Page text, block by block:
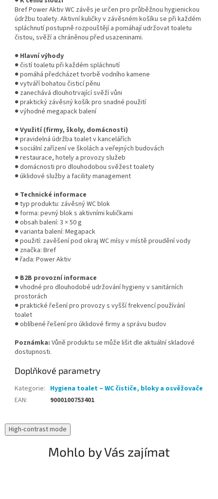
Bref Power Aktiv WC závěs je určen pro průběžnou hygienickou
údržbu toalety. Aktivní kuličky v závěsném košíku se při každém
spláchnutí postupně rozpouštějí a pomáhají udržovat toaletu
čistou, svěží a chráněnou před usazeninami.
● Hlavní výhody
● čistí toaletu při každém spláchnutí
● pomáhá předcházet tvorbě vodního kamene
● vytváří bohatou čisticí pěnu
● zanechává dlouhotrvající svěží vůni
● praktický závěsný košík pro snadné použití
● výhodné megapack balení
●Využití (firmy, školy, domácnosti)
● pravidelná údržba toalet v kancelářích
● sociální zařízení ve školách a veřejných budovách
● restaurace, hotely a provozy služeb
● domácnosti pro dlouhodobou svěžest toalety
● úklidové služby a facility management
● Technické informace
● typ produktu: závěsný WC blok
● forma: pevný blok s aktivními kuličkami
● obsah balení: 3 × 50 g
● varianta balení: Megapack
● použití: zavěšení pod okraj WC mísy v místě proudění vody
● značka: Bref
● řada: Power Aktiv
● B2B provozní informace
● vhodné pro dlouhodobé udržování hygieny v sanitárních
prostorách
● praktické řešení pro provozy s vyšší frekvencí používání
toalet
● oblíbené řešení pro úklidové firmy a správu budov
Poznámka: Vůně produktu se může lišit dle aktuální skladové
dostupnosti.
Doplňkové parametry
Kategorie: Hygiena toalet – WC čističe, bloky a osvěžovače
EAN: 9000100753401
High-contrast mode
Mohlo by Vás zajímat